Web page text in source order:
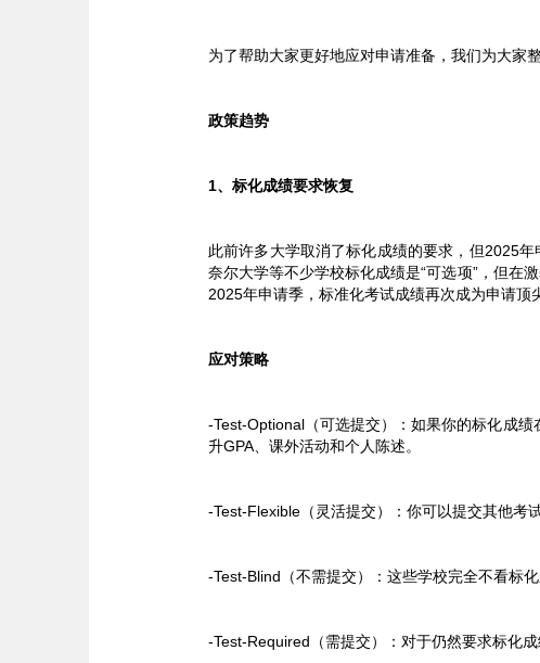
为了帮助大家更好地应对申请准备，我们为大家
政策趋势
1、标化成绩要求恢复
此前许多大学取消了标化成绩的要求，但2025
奈尔大学等不少学校标化成绩是“可选项”，但在
2025年申请季，标准化考试成绩再次成为申请顶
应对策略
-Test-Optional（可选提交）：如果你的标化成
升GPA、课外活动和个人陈述。
-Test-Flexible（灵活提交）：你可以提交其他考
-Test-Blind（不需提交）：这些学校完全不看标
-Test-Required（需提交）：对于仍然要求标化